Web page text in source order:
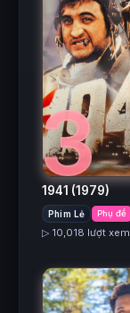
3
1941 (1979)
Phim Lẻ Phụ đề
▷ 10,018 lượt xem